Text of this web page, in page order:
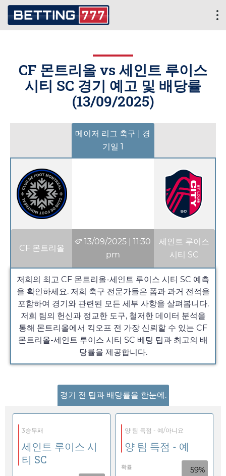
CF 몬트리올 vs 세인트 루이스
시티 SC 경기 예고 및 배당률
(13/09/2025)
메이저 리그 축구 | 경
기일 1
CF 몬트리올
13/09/2025 |11:30
pm
세인트 루이스
시티 SC
저희의 최고 CF 몬트리올-세인트 루이스 시티 SC 예측
을 확인하세요. 저희 축구 전문가들은 폼과 과거 전적을
포함하여 경기와 관련된 모든 세부 사항을 살펴봅니다.
저희 팀의 헌신과 정교한 도구, 철저한 데이터 분석을
통해 몬트리올에서 킥오프 전 가장 신뢰할 수 있는 CF
몬트리올-세인트 루이스 시티 SC 베팅 팁과 최고의 배
당률을 제공합니다.
경기 전 팁과 배당률을 한눈에.
3승무패
세인트 루이스 시
티 SC
양 팀 득점 - 예/아니요
양 팀 득점 - 예
확률 59%